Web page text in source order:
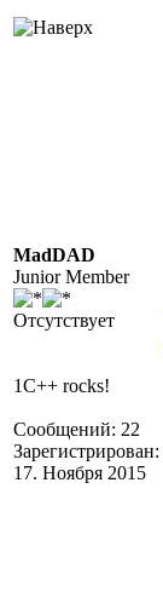
MadDAD
Junior Member
Отсутствует
1C++ rocks!
Сообщений: 22
Зарегистрирован:
17. Ноября 2015